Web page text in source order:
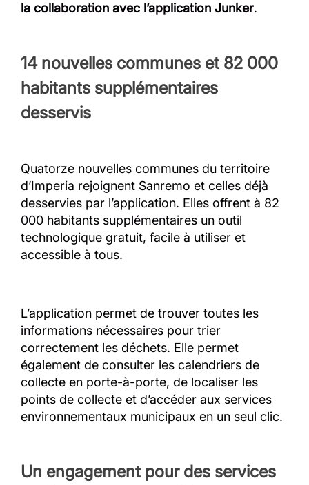
la collaboration avec l’application Junker.
14 nouvelles communes et 82 000
habitants supplémentaires
desservis
Quatorze nouvelles communes du territoire
d’Imperia rejoignent Sanremo et celles déjà
desservies par l’application. Elles offrent à 82
000 habitants supplémentaires un outil
technologique gratuit, facile à utiliser et
accessible à tous.
L’application permet de trouver toutes les
informations nécessaires pour trier
correctement les déchets. Elle permet
également de consulter les calendriers de
collecte en porte-à-porte, de localiser les
points de collecte et d’accéder aux services
environnementaux municipaux en un seul clic.
Un engagement pour des services